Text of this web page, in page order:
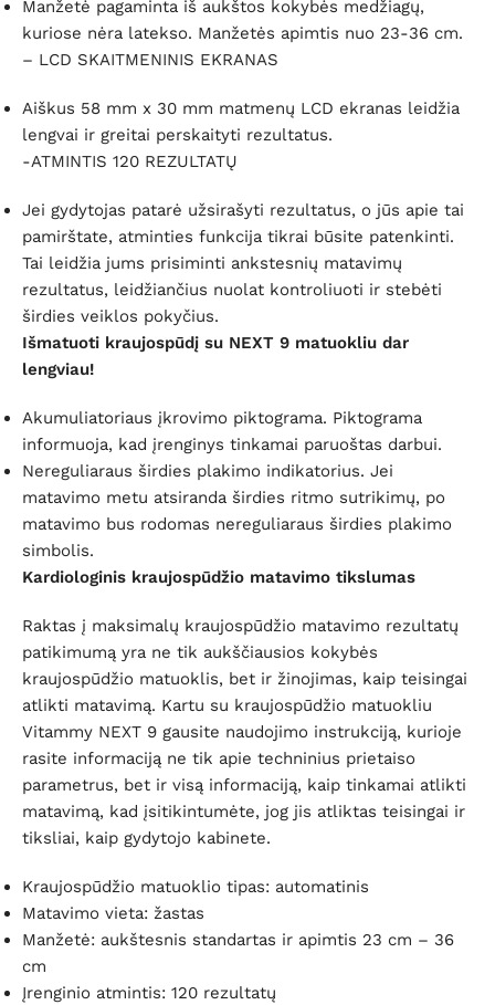
Manžetė pagaminta iš aukštos kokybės medžiagų,
kuriose nėra latekso. Manžetės apimtis nuo 23-36 cm.
– LCD SKAITMENINIS EKRANAS
Aiškus 58 mm x 30 mm matmenų LCD ekranas leidžia
lengvai ir greitai perskaityti rezultatus.
-ATMINTIS 120 REZULTATŲ
Jei gydytojas patarė užsirašyti rezultatus, o jūs apie tai
pamirštate, atminties funkcija tikrai būsite patenkinti.
Tai leidžia jums prisiminti ankstesnių matavimų
rezultatus, leidžiančius nuolat kontroliuoti ir stebėti
širdies veiklos pokyčius.
Išmatuoti kraujospūdį su NEXT 9 matuokliu dar
lengviau!
Akumuliatoriaus įkrovimo piktograma. Piktograma
informuoja, kad įrenginys tinkamai paruoštas darbui.
Nereguliaraus širdies plakimo indikatorius. Jei
matavimo metu atsiranda širdies ritmo sutrikimų, po
matavimo bus rodomas nereguliaraus širdies plakimo
simbolis.
Kardiologinis kraujospūdžio matavimo tikslumas
Raktas į maksimalų kraujospūdžio matavimo rezultatų
patikimumą yra ne tik aukščiausios kokybės
kraujospūdžio matuoklis, bet ir žinojimas, kaip teisingai
atlikti matavimą. Kartu su kraujospūdžio matuokliu
Vitammy NEXT 9 gausite naudojimo instrukciją, kurioje
rasite informaciją ne tik apie techninius prietaiso
parametrus, bet ir visą informaciją, kaip tinkamai atlikti
matavimą, kad įsitikintumėte, jog jis atliktas teisingai ir
tiksliai, kaip gydytojo kabinete.
Kraujospūdžio matuoklio tipas: automatinis
Matavimo vieta: žastas
Manžetė: aukštesnis standartas ir apimtis 23 cm – 36
cm
Įrenginio atmintis: 120 rezultatų